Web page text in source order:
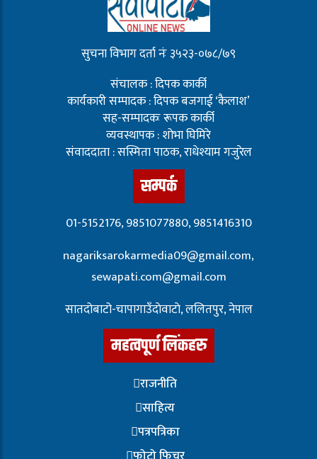
सुचना विभाग दर्ता नंः ३५२३-०७८/७९
संचालक : दिपक कार्की
कार्यकारी सम्पादक : दिपक बजगाई ‘कैलाश’
सह-सम्पादकः रूपक कार्की
व्यवस्थापक : शोभा घिमिरे
संवाददाता : सस्मिता पाठक, राधेश्याम गजुरेल
सम्पर्क
01-5152176, 9851077880, 9851416310
nagariksarokarmedia09@gmail.com,
sewapati.com@gmail.com
सातदोबाटो-चापागाउँदाेवाटाे, ललितपुर, नेपाल
महत्वपूर्ण लिंकहरु
राजनीति
साहित्य
पत्रपत्रिका